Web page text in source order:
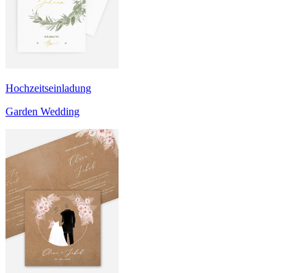
Hochzeitseinladung
Garden Wedding